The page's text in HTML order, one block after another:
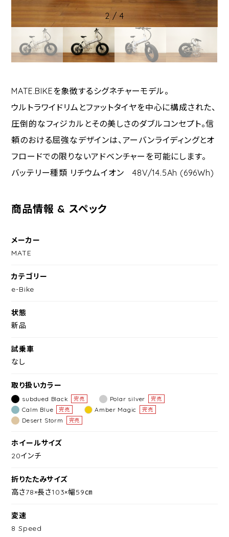
2 / 4
MATE.BIKEを象徴するシグネチャーモデル。
ウルトラワイドリムとファットタイヤを中心に構成された、
圧倒的なフィジカルとその美しさのダブルコンセプト。信
頼のおける屈強なデザインは、アーバンライディングとオ
フロードでの限りないアドベンチャーを可能にします。
バッテリー種類 リチウムイオン 48V/14.5Ah (696Wh)
商品情報 & スペック
メーカー
MATE
カテゴリー
e-Bike
状態
新品
試乗車
なし
取り扱いカラー
subdued Black 完売 Polar silver 完売
Calm Blue 完売 Amber Magic 完売
Desert Storm 完売
ホイールサイズ
20インチ
折りたたみサイズ
高さ78×長さ103×幅59㎝
変速
8 Speed